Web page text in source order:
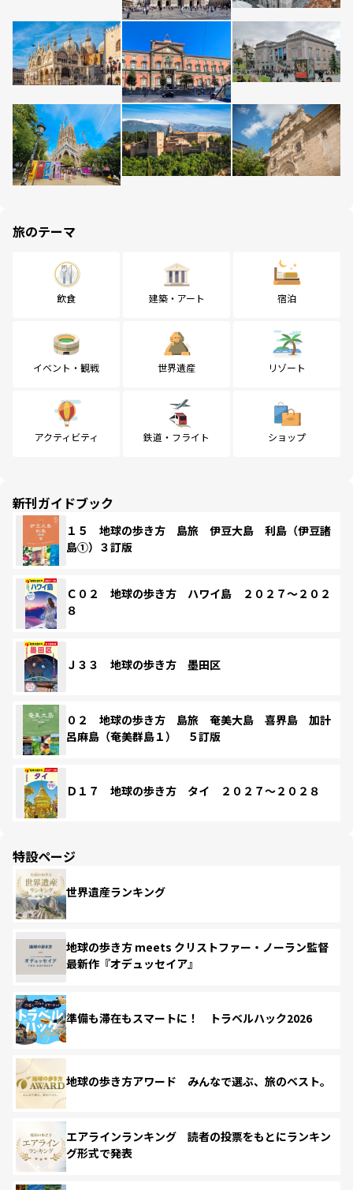
旅のテーマ
飲食 建築・アート 宿泊
イベント・観戦 世界遺産 リゾート
アクティビティ 鉄道・フライト ショップ
新刊ガイドブック
１５ 地球の歩き方 島旅 伊豆大島 利島（伊豆諸
島①）３訂版
Ｃ０２ 地球の歩き方 ハワイ島 ２０２７～２０２
８
Ｊ３３ 地球の歩き方 墨田区
０２ 地球の歩き方 島旅 奄美大島 喜界島 加計
呂麻島（奄美群島１） ５訂版
Ｄ１７ 地球の歩き方 タイ ２０２７～２０２８
特設ページ
世界遺産ランキング
地球の歩き方 meets クリストファー・ノーラン監督
最新作『オデュッセイア』
準備も滞在もスマートに！ トラベルハック2026
地球の歩き方アワード みんなで選ぶ、旅のベスト。
エアラインランキング 読者の投票をもとにランキン
グ形式で発表